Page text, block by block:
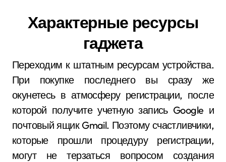
Характерные ресурсы
гаджета
Переходим к штатным ресурсам устройства.
При покупке последнего вы сразу же
окунетесь в атмосферу регистрации, после
которой получите учетную запись Google и
почтовый ящик Gmail. Поэтому счастливчики,
которые прошли процедуру регистрации,
могут не терзаться вопросом создания